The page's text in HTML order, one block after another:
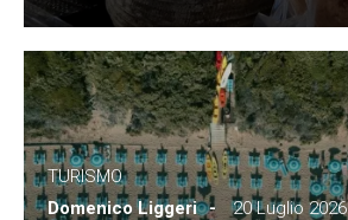
TURISMO
Domenico Liggeri
20 Luglio 2026